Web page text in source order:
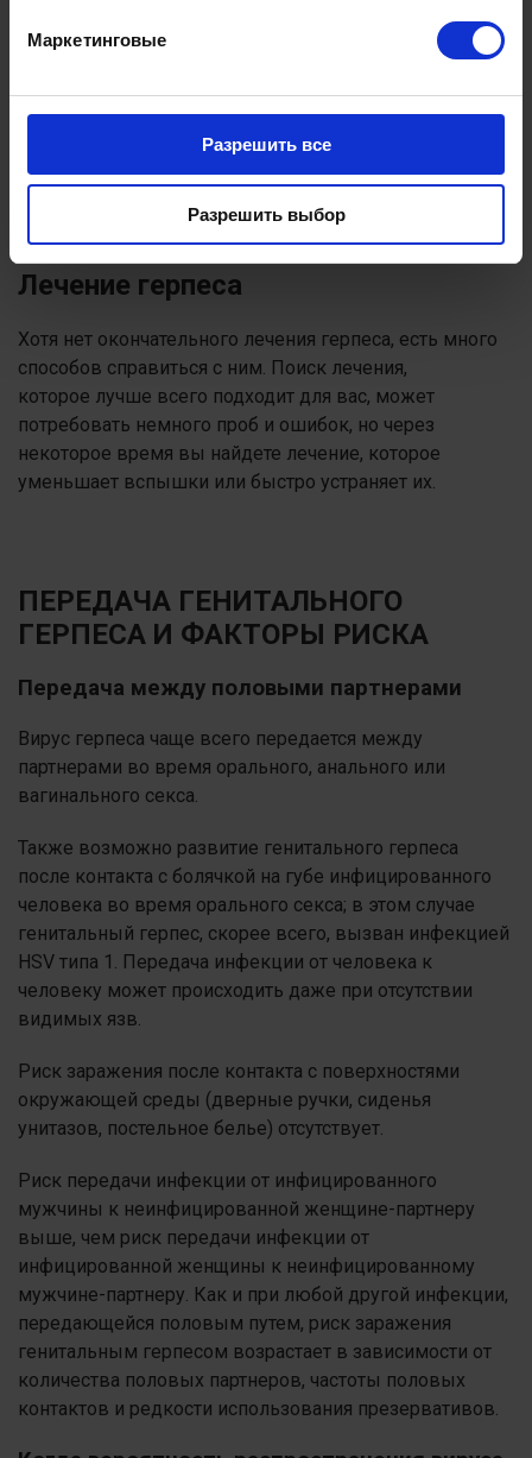
Маркетинговые
Разрешить все
Разрешить выбор
Лечение герпеса
Хотя нет окончательного лечения герпеса, есть много
способов справиться с ним. Поиск лечения,
которое лучше всего подходит для вас, может
потребовать немного проб и ошибок, но через
некоторое время вы найдете лечение, которое
уменьшает вспышки или быстро устраняет их.
ПЕРЕДАЧА ГЕНИТАЛЬНОГО
ГЕРПЕСА И ФАКТОРЫ РИСКА
Передача между половыми партнерами
Вирус герпеса чаще всего передается между
партнерами во время орального, анального или
вагинального секса.
Также возможно развитие генитального герпеса
после контакта с болячкой на губе инфицированного
человека во время орального секса; в этом случае
генитальный герпес, скорее всего, вызван инфекцией
HSV типа 1. Передача инфекции от человека к
человеку может происходить даже при отсутствии
видимых язв.
Риск заражения после контакта с поверхностями
окружающей среды (дверные ручки, сиденья
унитазов, постельное белье) отсутствует.
Риск передачи инфекции от инфицированного
мужчины к неинфицированной женщине-партнеру
выше, чем риск передачи инфекции от
инфицированной женщины к неинфицированному
мужчине-партнеру. Как и при любой другой инфекции,
передающейся половым путем, риск заражения
генитальным герпесом возрастает в зависимости от
количества половых партнеров, частоты половых
контактов и редкости использования презервативов.